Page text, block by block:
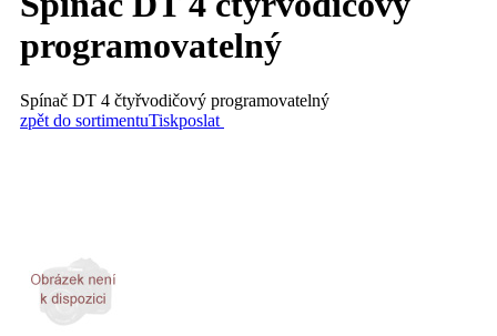
programovatelný
Spínač DT 4 čtyřvodičový programovatelný
zpět do sortimentuTiskposlat